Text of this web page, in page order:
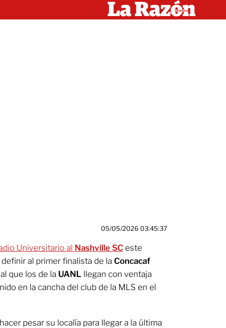
05/05/2026 03:45:37
Universitario al Nashville SC este
al primer finalista de la Concacaf
que los de la UANL llegan con ventaja
en la cancha del club de la MLS en el
pesar su localía para llegar a la última